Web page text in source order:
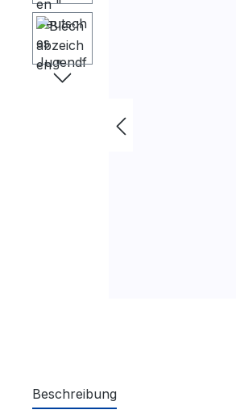
Beschreibung